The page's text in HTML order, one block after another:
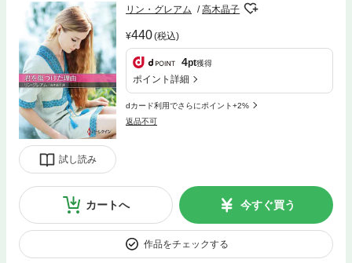
試し読み
リン・グレアム 高木晶子
440(税込)
4pt獲得
ポイント詳細
dカード利用でさらにポイント+2%
返品不可
カートへ 今すぐ買う
作品をチェックする